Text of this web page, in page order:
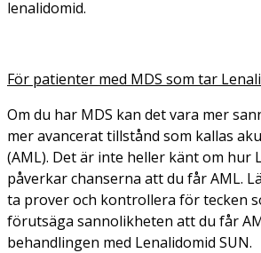
lenalidomid.
För patienter med MDS som tar
Om du har MDS kan det vara mer
mer avancerat tillstånd som kallas
(AML). Det är inte heller känt om hur
påverkar chanserna att du får AML.
ta prover och kontrollera för tecken
förutsäga sannolikheten att du får
behandlingen med Lenalidomid SUN.